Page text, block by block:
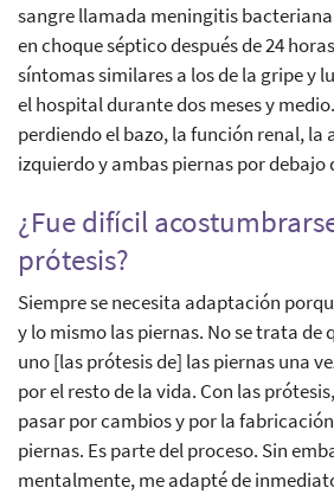
sangre llamada meningitis
en choque séptico después de 24
síntomas similares a los de la gripe y
el hospital durante dos meses y
perdiendo el bazo, la función renal, la
izquierdo y ambas piernas por debajo
¿Fue difícil
prótesis?
Siempre se necesita adaptación
y lo mismo las piernas. No se trata de
uno [las prótesis de] las piernas una
por el resto de la vida. Con las
pasar por cambios y por la
piernas. Es parte del proceso. Sin
mentalmente, me adapté de